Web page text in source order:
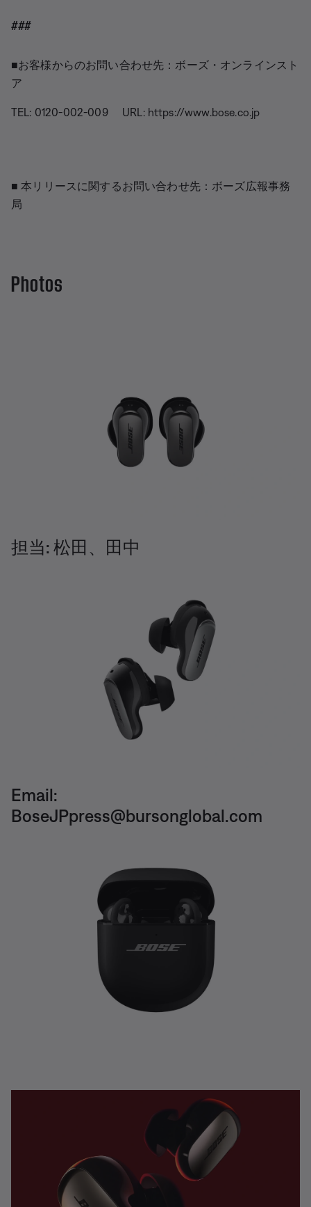
###
■お客様からのお問い合わせ先：ボーズ・オンラインスト
ア
TEL: 0120-002-009 URL: https://www.bose.co.jp
■ 本リリースに関するお問い合わせ先：ボーズ広報事務
局
Photos
担当: 松田、田中
Email:
BoseJPpress@bursonglobal.com